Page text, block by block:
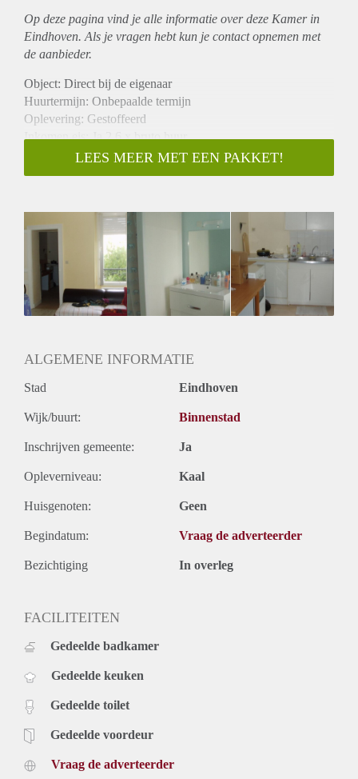
Op deze pagina vind je alle informatie over deze Kamer in
Eindhoven. Als je vragen hebt kun je contact opnemen met
de aanbieder.
Object: Direct bij de eigenaar
Huurtermijn: Onbepaalde termijn
Oplevering: Gestoffeerd
Inkomen eis: Ja 2,6 x bruto huur
Garantiestelling mogelijk: Ja
Borg: 1 maand
Gedeelde keuken: Nee
Gedeelde Douche: Nee
Gedeelde woonkamer: Nee
Huisgenoten: Nee
Geslacht huisgenoten: N.v.t.
LEES MEER MET EEN PAKKET!
ALGEMENE INFORMATIE
Stad Eindhoven
Wijk/buurt: Binnenstad
Inschrijven gemeente: Ja
Opleverniveau: Kaal
Huisgenoten: Geen
Begindatum: Vraag de adverteerder
Bezichtiging In overleg
FACILITEITEN
Gedeelde badkamer
Gedeelde keuken
Gedeelde toilet
Gedeelde voordeur
Vraag de adverteerder